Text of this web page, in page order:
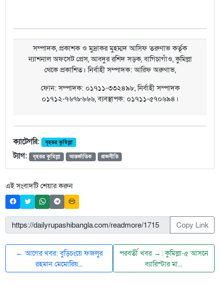
সম্পাদক, প্রকাশক ও মুদ্রাকর মুহম্মদ আসিফ তরুণাভ কর্তৃক
ন্যাশনাল অফসেট প্রেস, আবদুর রশিদ সড়ক, বাগিচাগাঁও, কুমিল্লা
থেকে প্রকাশিত। নির্বাহী সম্পাদক: আরিফ অরুণাভ,
ফোন: সম্পাদক: ০১৭১১-৩৩২৪৯৮, নির্বাহী সম্পাদক
০১৭১২-৭৬৭৮৬৬৬, ব্যবস্থাপক: ০১৭১১-৫৭০৬৯৪।
ক্যাটেগরি: বৃহত্তর কুমিল্লা
ট্যাগ: বৃহত্তর কুমিল্লা আন্তর্জাতিক রাজনীতি
এই সংবাদটি শেয়ার করুন
Copy Link
← আগের খবর: বুড়িচংয়ে ফজলুর
রহমান মেমোরিয়...
পরবর্তী খবর →: কুমিল্লা-৫ আসনে
ব্যারিস্টার মা...